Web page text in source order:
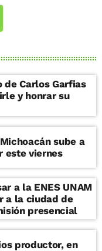
de Carlos Garfias
y honrar su
sube a
este viernes
a la ENES UNAM
a la ciudad de
presencial
productor, en